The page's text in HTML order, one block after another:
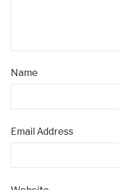
Name
Email Address